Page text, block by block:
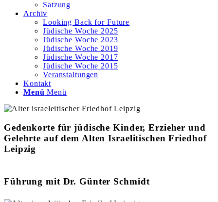
Satzung
Archiv
Looking Back for Future
Jüdische Woche 2025
Jüdische Woche 2023
Jüdische Woche 2019
Jüdische Woche 2017
Jüdische Woche 2015
Veranstaltungen
Kontakt
Menü Menü
Gedenkorte für jüdische Kinder, Erzieher und
Gelehrte auf dem Alten Israelitischen Friedhof
Leipzig
Führung mit Dr. Günter Schmidt